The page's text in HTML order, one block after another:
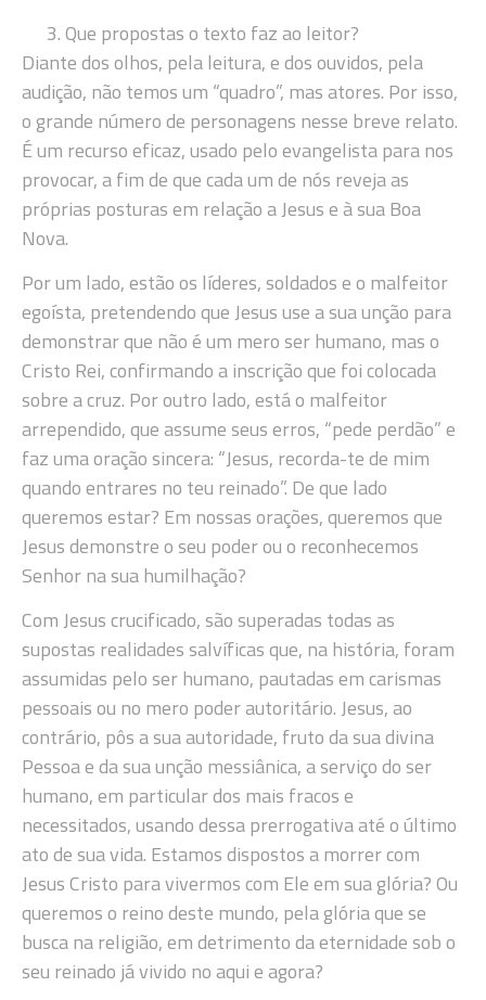
Que propostas o texto faz ao leitor?
Diante dos olhos, pela leitura, e dos ouvidos, pela
audição, não temos um “quadro”, mas atores. Por isso,
o grande número de personagens nesse breve relato.
É um recurso eficaz, usado pelo evangelista para nos
provocar, a fim de que cada um de nós reveja as
próprias posturas em relação a Jesus e à sua Boa
Nova.
Por um lado, estão os líderes, soldados e o malfeitor
egoísta, pretendendo que Jesus use a sua unção para
demonstrar que não é um mero ser humano, mas o
Cristo Rei, confirmando a inscrição que foi colocada
sobre a cruz. Por outro lado, está o malfeitor
arrependido, que assume seus erros, “pede perdão” e
faz uma oração sincera: “Jesus, recorda-te de mim
quando entrares no teu reinado”. De que lado
queremos estar? Em nossas orações, queremos que
Jesus demonstre o seu poder ou o reconhecemos
Senhor na sua humilhação?
Com Jesus crucificado, são superadas todas as
supostas realidades salvíficas que, na história, foram
assumidas pelo ser humano, pautadas em carismas
pessoais ou no mero poder autoritário. Jesus, ao
contrário, pôs a sua autoridade, fruto da sua divina
Pessoa e da sua unção messiânica, a serviço do ser
humano, em particular dos mais fracos e
necessitados, usando dessa prerrogativa até o último
ato de sua vida. Estamos dispostos a morrer com
Jesus Cristo para vivermos com Ele em sua glória? Ou
queremos o reino deste mundo, pela glória que se
busca na religião, em detrimento da eternidade sob o
seu reinado já vivido no aqui e agora?